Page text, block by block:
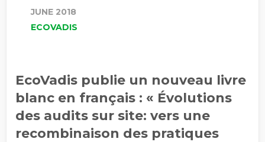
JUNE 2018
ECOVADIS
EcoVadis publie un nouveau livre
blanc en français : « Évolutions
des audits sur site: vers une
recombinaison des pratiques